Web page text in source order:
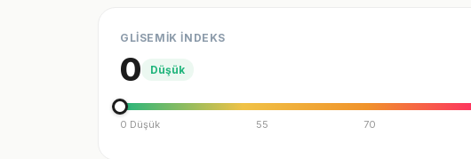
GLİSEMİK İNDEKS
0 Düşük
0 Düşük 55 70